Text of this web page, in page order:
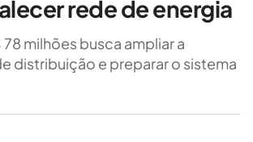
rede de energia
milhões busca ampliar a
distribuição e preparar o sistema